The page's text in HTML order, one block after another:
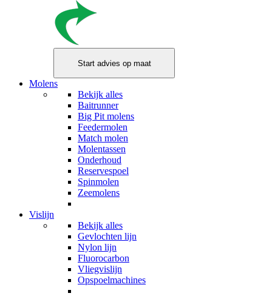
Molens
Bekijk alles
Baitrunner
Big Pit molens
Feedermolen
Match molen
Molentassen
Onderhoud
Reservespoel
Spinmolen
Zeemolens
Vislijn
Bekijk alles
Gevlochten lijn
Nylon lijn
Fluorocarbon
Vliegvislijn
Opspoelmachines